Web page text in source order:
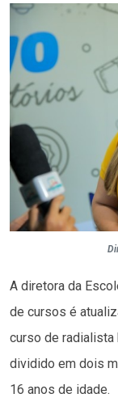
A diretora da
de cursos é
curso de radialista
dividido em dois
16 anos de idade.